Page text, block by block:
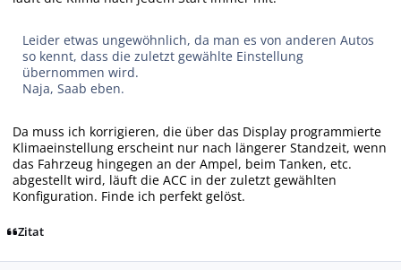
Leider etwas ungewöhnlich, da man es von anderen Autos
so kennt, dass die zuletzt gewählte Einstellung
übernommen wird.
Naja, Saab eben.
Da muss ich korrigieren, die über das Display programmierte
Klimaeinstellung erscheint nur nach längerer Standzeit, wenn
das Fahrzeug hingegen an der Ampel, beim Tanken, etc.
abgestellt wird, läuft die ACC in der zuletzt gewählten
Konfiguration. Finde ich perfekt gelöst.
Zitat